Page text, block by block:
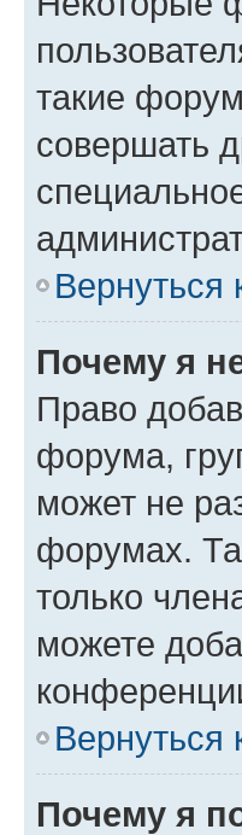
такие
совершать
Вернуться
Почему я
Право
форума,
может не
форумах.
только
можете
Вернуться
Почему я